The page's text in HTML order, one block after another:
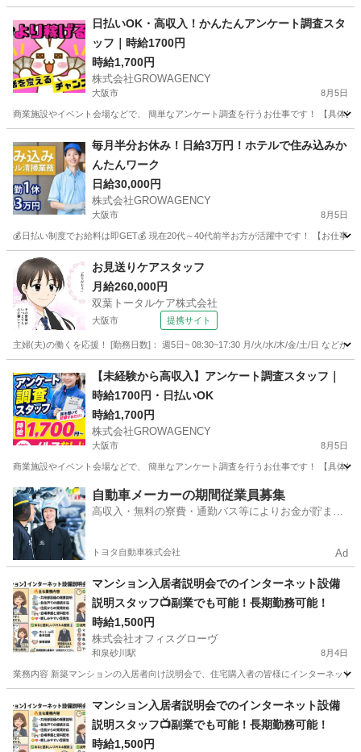
日払いOK・高収入！かんたんアンケート調査スタ
ッフ｜時給1700円
時給1,700円
株式会社GROWAGENCY
大阪市 8月5日
商業施設やイベント会場などで、 簡単なアンケート調査を行うお仕事です！ 【具体
その他 時給
毎月半分お休み！日給3万円！ホテルで住み込みか
んたんワーク
日給30,000円
株式会社GROWAGENCY
大阪市 8月5日
💰日払い制度でお給料は即GET💰 現在20代～40代前半お方が活躍中です！ 【お仕事
大阪 大阪市 ホテル
お見送りケアスタッフ
月給260,000円
双葉トータルケア株式会社
大阪市 提携サイト
主婦(夫)の働くを応援！ [勤務日数]： 週5日~ 08:30~17:30 月/火/水/木/金/土/日 などか
フロント
【未経験から高収入】アンケート調査スタッフ｜
時給1700円・日払いOK
時給1,700円
株式会社GROWAGENCY
大阪市 8月5日
商業施設やイベント会場などで、 簡単なアンケート調査を行うお仕事です！ 【具体
大阪 大阪市 その他 時給
自動車メーカーの期間従業員募集
高収入・無料の寮費・通勤バス等によりお金が貯まり
トヨタ自動車株式会社 Ad
マンション入居者説明会でのインターネット設備
説明スタッフ📺副業でも可能！長期勤務可能！
時給1,500円
株式会社オフィスグローヴ
和泉砂川駅 8月4日
業務内容 新築マンションの入居者向け説明会で、住宅購入者の皆様にインターネッ
接客 スタッフ
マンション入居者説明会でのインターネット設備
説明スタッフ📺副業でも可能！長期勤務可能！
時給1,500円